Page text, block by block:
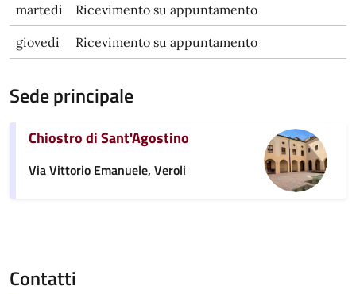
martedi Ricevimento su appuntamento
giovedi Ricevimento su appuntamento
Sede principale
Chiostro di Sant'Agostino
Via Vittorio Emanuele, Veroli
Contatti